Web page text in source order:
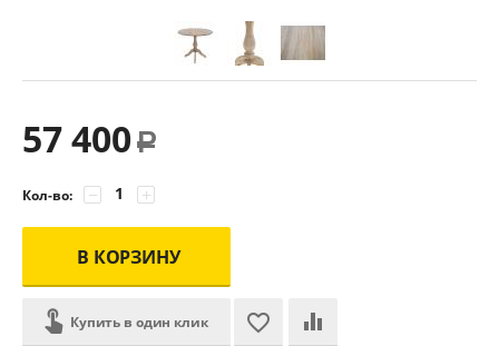
57 400 Р
Кол-во: +
−
В КОРЗИНУ
Купить в один клик